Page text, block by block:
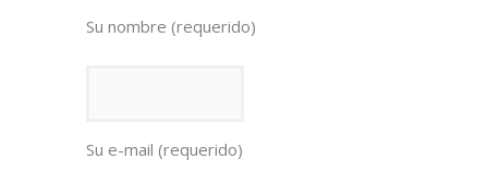
Su nombre (requerido)
Su e-mail (requerido)